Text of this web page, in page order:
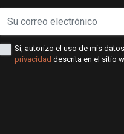
Sí, autorizo el uso de mis
privacidad descrita en el sitio